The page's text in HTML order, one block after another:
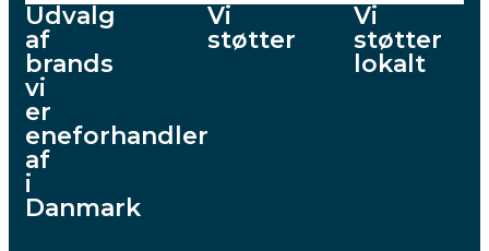
Udvalg
af
brands
vi
er
eneforhandler
af
i
Danmark
Vi
støtter
Vi
støtter
lokalt